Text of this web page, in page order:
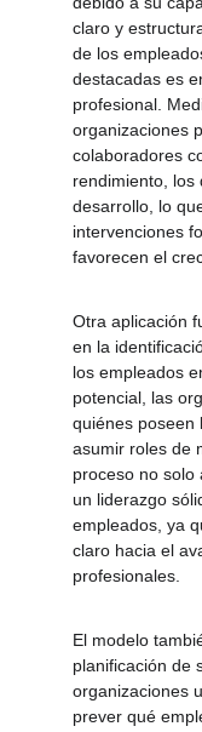
claro y
de los
destacadas es
profesional.
organizaciones
colaboradores
rendimiento, los
desarrollo, lo
intervenciones
favorecen el
Otra aplicación
en la
los empleados
potencial, las
quiénes poseen
asumir roles de
proceso no solo
un liderazgo
empleados, ya
claro hacia el
profesionales.
El modelo
planificación de
organizaciones
prever qué